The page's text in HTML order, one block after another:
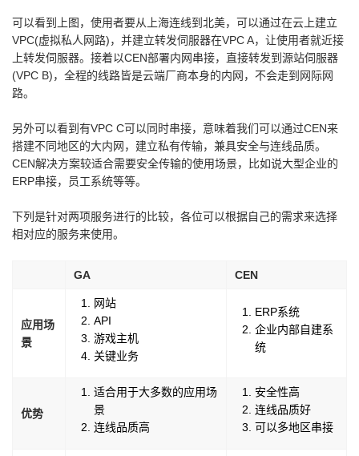
可以看到上图，使用者要从上海连线到北美，可以通过在云上建立
VPC(虚拟私人网路)，并建立转发伺服器在VPC A，让使用者就近接
上转发伺服器。接着以CEN部署内网串接，直接转发到源站伺服器
(VPC B)，全程的线路皆是云端厂商本身的内网，不会走到网际网
路。
另外可以看到有VPC C可以同时串接，意味着我们可以通过CEN来
搭建不同地区的大内网，建立私有传输，兼具安全与连线品质。
CEN解决方案较适合需要安全传输的使用场景，比如说大型企业的
ERP串接，员工系统等等。
下列是针对两项服务进行的比较，各位可以根据自己的需求来选择
相对应的服务来使用。
GA CEN
应用场
景
网站
API
游戏主机
关键业务
ERP系统
企业内部自建系
统
优势
适合用于大多数的应用场
景
连线品质高
安全性高
连线品质好
可以多地区串接